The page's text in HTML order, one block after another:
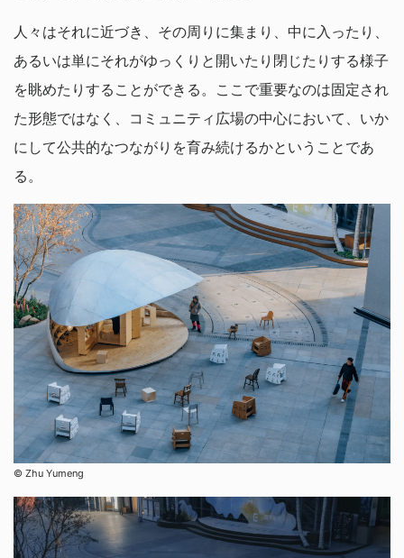
人々はそれに近づき、その周りに集まり、中に入ったり、
あるいは単にそれがゆっくりと開いたり閉じたりする様子
を眺めたりすることができる。ここで重要なのは固定され
た形態ではなく、コミュニティ広場の中心において、いか
にして公共的なつながりを育み続けるかということであ
る。
©︎ Zhu Yumeng